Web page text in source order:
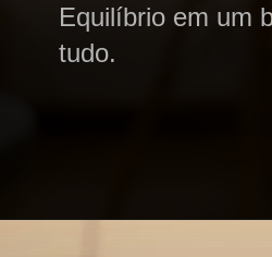
Equilíbrio em um
tudo.